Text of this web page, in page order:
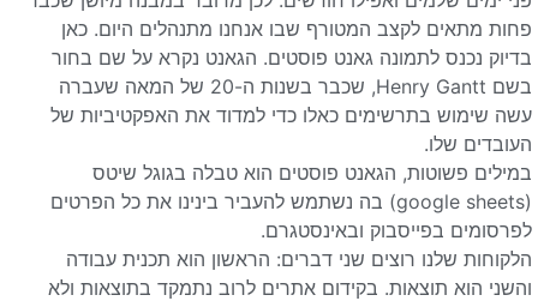
פחות מתאים לקצב המטורף שבו אנחנו מתנהלים היום. כאן
בדיוק נכנס לתמונה גאנט פוסטים. הגאנט נקרא על שם בחור
בשם Henry Gantt, שכבר בשנות ה-20 של המאה שעברה
עשה שימוש בתרשימים כאלו כדי למדוד את האפקטיביות של
העובדים שלו.
במילים פשוטות, הגאנט פוסטים הוא טבלה בגוגל שיטס
(google sheets) בה נשתמש להעביר בינינו את כל הפרטים
לפרסומים בפייסבוק ובאינסטגרם.
הלקוחות שלנו רוצים שני דברים: הראשון הוא תכנית עבודה
והשני הוא תוצאות. בקידום אתרים לרוב נתמקד בתוצאות ולא